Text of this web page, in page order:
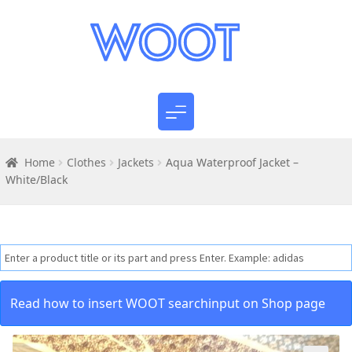
Home Clothes Jackets
Aqua Waterproof Jacket –
White/Black
Read how to insert WOOT searchinput on Shop page